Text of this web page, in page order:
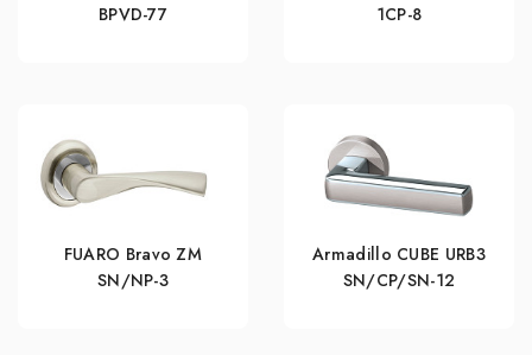
BPVD-77
1CP-8
FUARO Bravo ZM
SN/NP-3
Armadillo CUBE URB3
SN/CP/SN-12